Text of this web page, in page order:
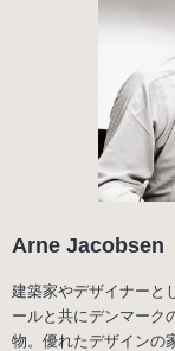
Arne Jacobsen
建築家やデザイナーと
ールと共にデンマーク
物。優れたデザインの